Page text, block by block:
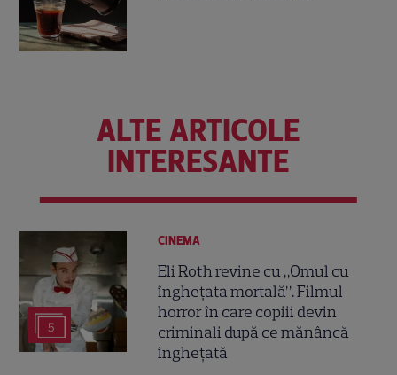
ALTE ARTICOLE
INTERESANTE
5
CINEMA
Eli Roth revine cu „Omul cu
înghețata mortală”. Filmul
horror în care copiii devin
criminali după ce mănâncă
înghețată